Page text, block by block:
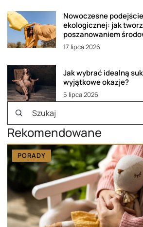
Nowoczesne
ekologicznej: jak
poszanowaniem
17 lipca 2026
Jak wybrać idealną
wyjątkowe okazje?
5 lipca 2026
Rekomendowane
PORADY